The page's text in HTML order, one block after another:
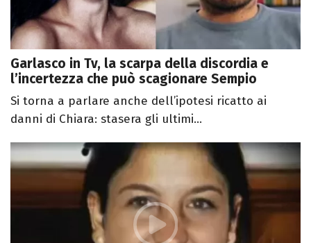
Garlasco in Tv, la scarpa della discordia e
l’incertezza che può scagionare Sempio
Si torna a parlare anche dell’ipotesi ricatto ai
danni di Chiara: stasera gli ultimi...